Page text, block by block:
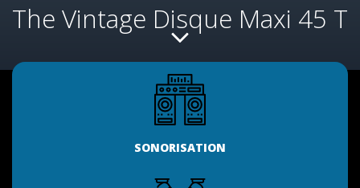
The Vintage Disque Maxi 45 T
SONORISATION